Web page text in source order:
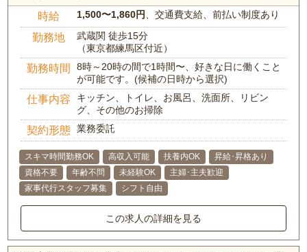
時給 1,500〜1,860円 、交通費支給、前払い制度あり
勤務地
武蔵関 徒歩15分
（東京都練馬区付近）
勤務時間
8時～20時の間で1時間〜、好きな日に働くこと
が可能です。(候補の日時から選択)
仕事内容
キッチン、トイレ、お風呂、洗面所、リビン
グ、その他のお掃除
契約形態 業務委託
スキマ時間勤務OK 高収入可能 扶養内OK
昇給･昇格あり
資格不要
年齢不問 未経験OK
主婦･主夫歓迎
家事代行スタッフ募集
シフト自由
この求人の詳細を見る